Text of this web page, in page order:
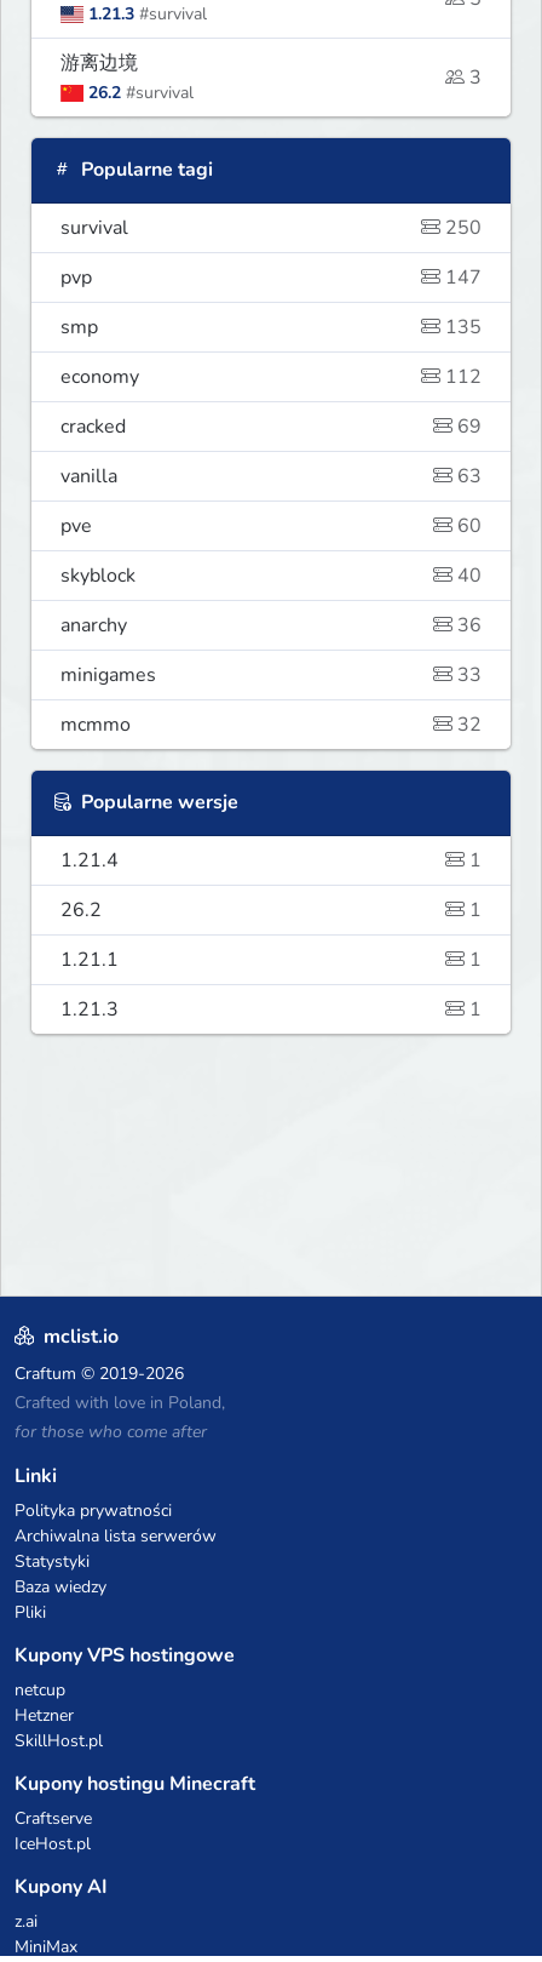
1.21.3 #survival
游离边境
26.2 #survival
3
Popularne tagi
survival
250
pvp
147
smp
135
economy
112
cracked
69
vanilla
63
pve
60
skyblock
40
anarchy
36
minigames
33
mcmmo
32
Popularne wersje
1.21.4
1
26.2
1
1.21.1
1
1.21.3
1
mclist.io
Craftum © 2019-2026
Crafted with love in Poland,
for those who come after
Linki
Polityka prywatności
Archiwalna lista serwerów
Statystyki
Baza wiedzy
Pliki
Kupony VPS hostingowe
netcup
Hetzner
SkillHost.pl
Kupony hostingu Minecraft
Craftserve
IceHost.pl
Kupony AI
z.ai
MiniMax